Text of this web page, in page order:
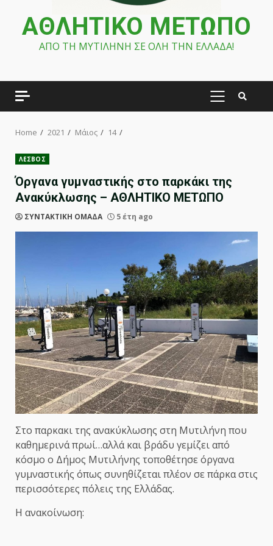
ΑΘΛΗΤΙΚΟ ΜΕΤΩΠΟ
ΑΠΟ ΤΗ ΜΥΤΙΛΗΝΗ ΣΕ ΟΛΗ ΤΗΝ ΕΛΛΑΔΑ!
PRIMARY
Home 2021 Μάιος 14
ΛΕΣΒΟΣ
Όργανα γυμναστικής στο παρκάκι της
Ανακύκλωσης – ΑΘΛΗΤΙΚΟ ΜΕΤΩΠΟ
ΣΥΝΤΑΚΤΙΚΗ ΟΜΑΔΑ 5 έτη ago
Στο παρκακι της ανακύκλωσης στη Μυτιλήνη που
καθημερινά πρωί…αλλά και βράδυ γεμίζει από
κόσμο ο Δήμος Μυτιλήνης τοποθέτησε όργανα
γυμναστικής όπως συνηθίζεται πλέον σε πάρκα στις
περισσότερες πόλεις της Ελλάδας.
Η ανακοίνωση: